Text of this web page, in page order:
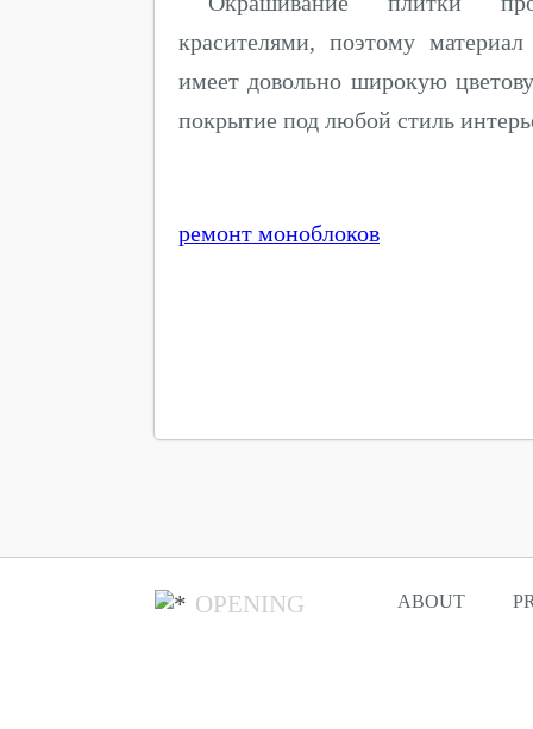
красителями, поэтому
имеет довольно широкую
покрытие под любой стиль
ремонт моноблоков
OPENING ABOUT